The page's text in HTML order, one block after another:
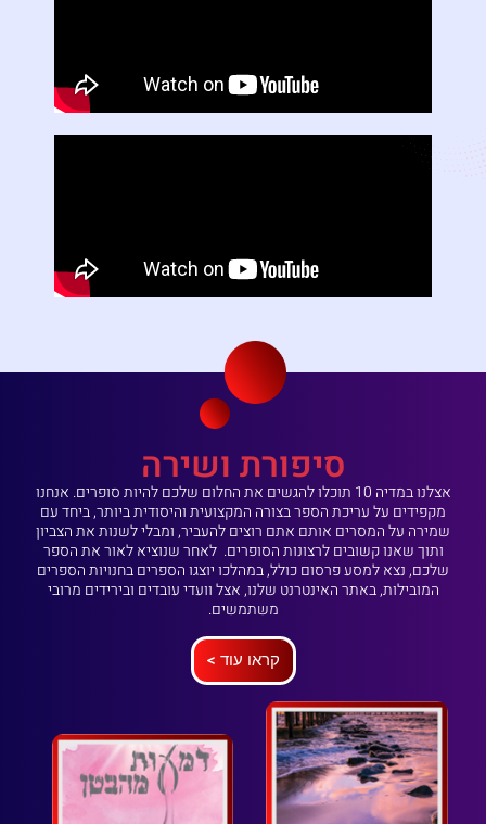
סיפורת ושירה
אצלנו במדיה 10 תוכלו להגשים את החלום שלכם להיות סופרים. אנחנו
מקפידים על עריכת הספר בצורה המקצועית והיסודית ביותר, ביחד עם
שמירה על המסרים אותם אתם רוצים להעביר, ומבלי לשנות את הצביון
ותוך שאנו קשובים לרצונות הסופרים. לאחר שנוציא לאור את הספר
שלכם, נצא למסע פרסום כולל, במהלכו יוצגו הספרים בחנויות הספרים
המובילות, באתר האינטרנט שלנו, אצל וועדי עובדים ובירידים מרובי
משתמשים.
קראו עוד >